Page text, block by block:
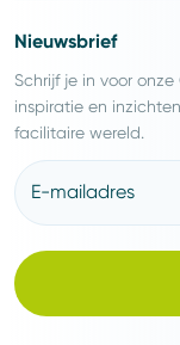
Nieuwsbrief
Schrijf je in voor onze
inspiratie en
facilitaire wereld.
E-mailadres